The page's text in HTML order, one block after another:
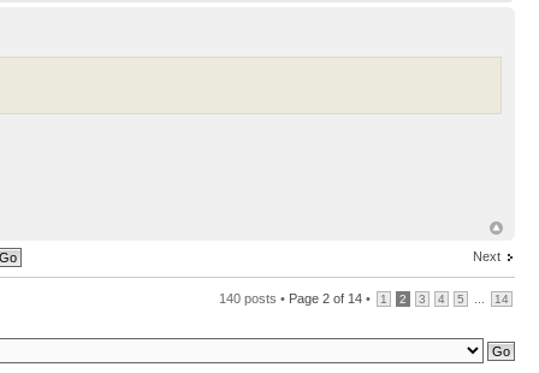
Next
140 posts • Page 2 of 14 • 1 2 3 4 5 14